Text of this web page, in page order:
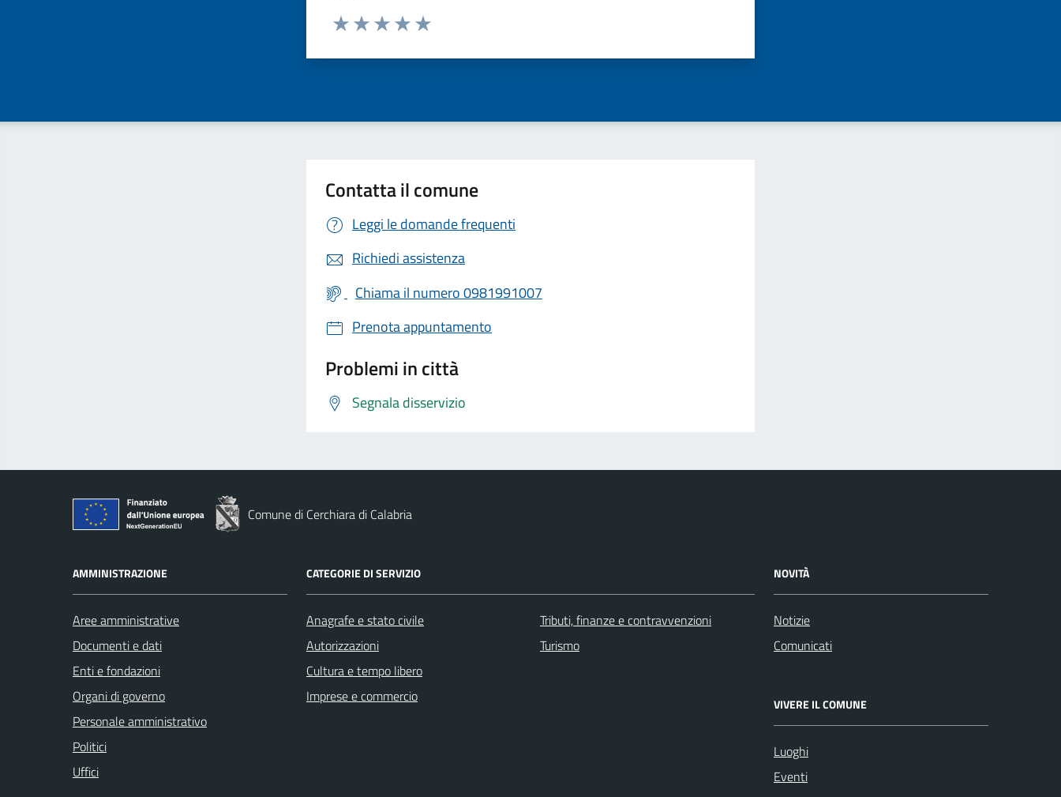
Valuta da 1 a 5 stelle la pagina
Contatta il comune
Leggi le domande frequenti
Richiedi assistenza
Chiama il numero 0981991007
Prenota appuntamento
Problemi in città
Segnala disservizio
Comune di Cerchiara di Calabria
AMMINISTRAZIONE
Aree amministrative
Documenti e dati
Enti e fondazioni
Organi di governo
Personale amministrativo
Politici
Uffici
CATEGORIE DI SERVIZIO
Anagrafe e stato civile
Autorizzazioni
Cultura e tempo libero
Imprese e commercio
Tributi, finanze e contravvenzioni
Turismo
NOVITÀ
Notizie
Comunicati
VIVERE IL COMUNE
Luoghi
Eventi